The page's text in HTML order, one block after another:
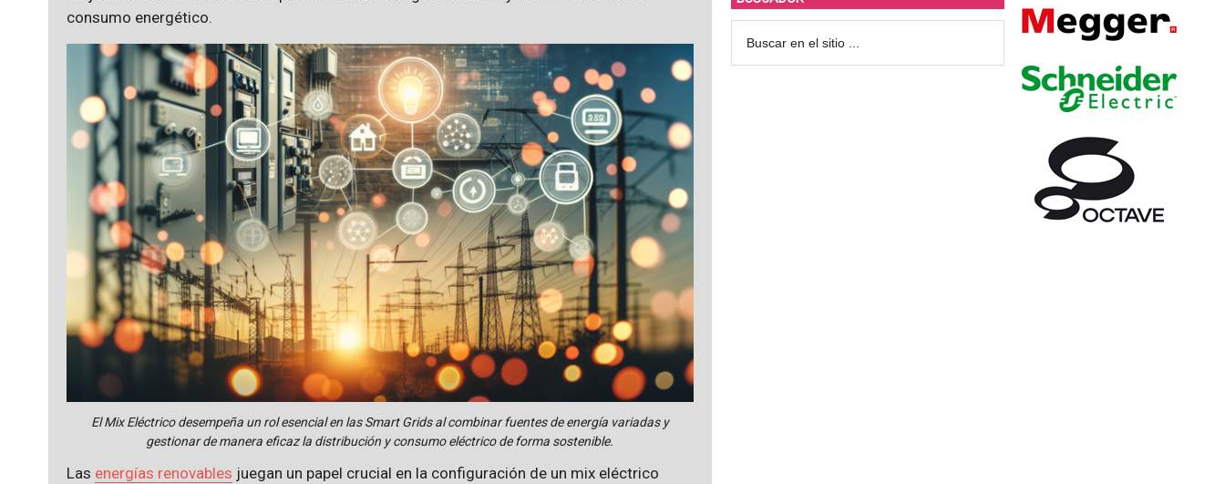
consumo energético.
El Mix Eléctrico desempeña un rol esencial en las Smart Grids al combinar fuentes de energía variadas y
gestionar de manera eficaz la distribución y consumo eléctrico de forma sostenible.
Las energías renovables juegan un papel crucial en la configuración de un mix eléctrico